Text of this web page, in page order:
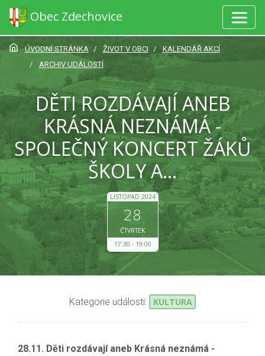
Obec Zdechovice
ÚVODNÍ STRÁNKA ŽIVOT V OBCI
KALENDÁŘ AKCÍ
ARCHIV UDÁLOSTÍ
DĚTI ROZDÁVAJÍ ANEB
KRÁSNÁ NEZNÁMÁ -
SPOLEČNÝ KONCERT ŽÁKŮ
ŠKOLY A...
LISTOPAD 2024
28
ČTVRTEK
17:30
19:00
Kategorie události: KULTURA
28.11. Děti rozdávají aneb Krásná neznámá -